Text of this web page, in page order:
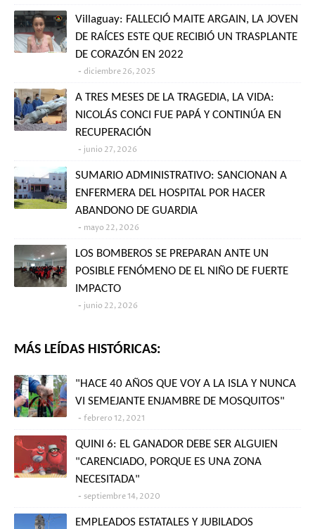
Villaguay: FALLECIÓ MAITE ARGAIN, LA JOVEN
DE RAÍCES ESTE QUE RECIBIÓ UN TRASPLANTE
DE CORAZÓN EN 2022
diciembre 26, 2025
A TRES MESES DE LA TRAGEDIA, LA VIDA:
NICOLÁS CONCI FUE PAPÁ Y CONTINÚA EN
RECUPERACIÓN
junio 27, 2026
SUMARIO ADMINISTRATIVO: SANCIONAN A
ENFERMERA DEL HOSPITAL POR HACER
ABANDONO DE GUARDIA
mayo 22, 2026
LOS BOMBEROS SE PREPARAN ANTE UN
POSIBLE FENÓMENO DE EL NIÑO DE FUERTE
IMPACTO
junio 22, 2026
MÁS LEÍDAS HISTÓRICAS:
"HACE 40 AÑOS QUE VOY A LA ISLA Y NUNCA
VI SEMEJANTE ENJAMBRE DE MOSQUITOS"
febrero 12, 2021
QUINI 6: EL GANADOR DEBE SER ALGUIEN
"CARENCIADO, PORQUE ES UNA ZONA
NECESITADA"
septiembre 14, 2020
EMPLEADOS ESTATALES Y JUBILADOS